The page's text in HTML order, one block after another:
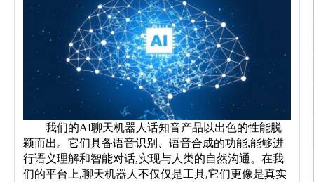
颖而出。它们具备语音识别、语音合成的功能,能够进
行语义理解和智能对话,实现与人类的自然沟通。在我
们的平台上,聊天机器人不仅仅是工具,它们更像是真实